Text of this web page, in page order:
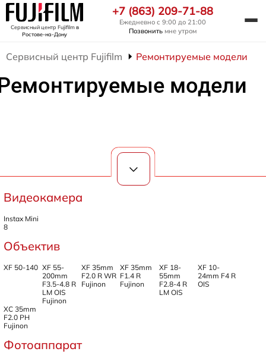
Сервисный центр Fujifilmв
Ростове-на-Дону
+7 (863) 209-71-88
Ежедневно с 9:00 до 21:00
Позвонить мне утром
Сервисный центр Fujifilm Ремонтируемые модели
модели
Видеокамера
Instax Mini
8
Объектив
XF 50-140 XF 55-
200mm
F3.5-4.8 R
LM OIS
Fujinon
XF 35mm
F2.0 R WR
Fujinon
XF 35mm
F1.4 R
Fujinon
XF 18-
55mm
F2.8-4 R
LM OIS
XF 10-
24mm F4 R
OIS
XC 35mm
F2.0 PH
Fujinon
Фотоаппарат